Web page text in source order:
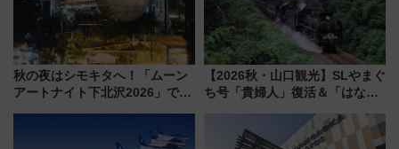
秋の夜はシモキタへ！「ムーン
アートナイト下北沢2026」でイ
【2026秋・山口観光】SLやまぐ
ち号「貴婦人」復活＆「はなあ
注目観光列車まとめ きっぷの取
り方は？